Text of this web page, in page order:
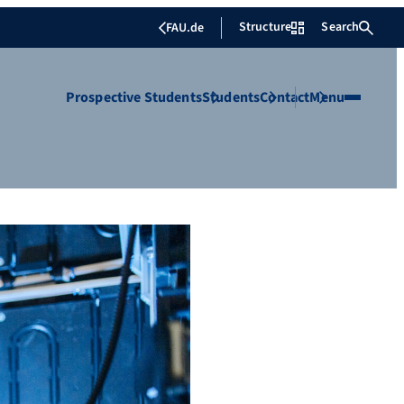
FAU.de Structure Search
Prospective StudentsStudentsContactMenu